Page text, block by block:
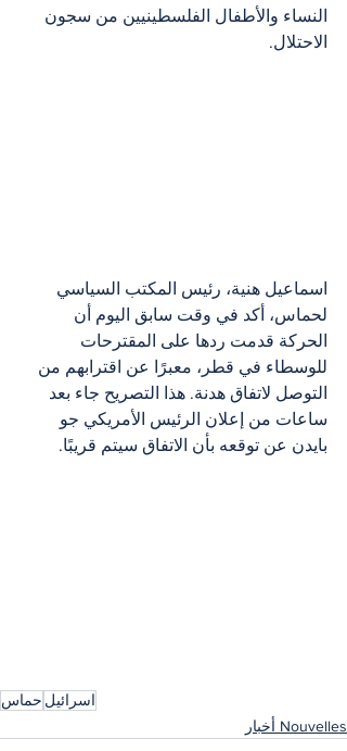
النساء والأطفال الفلسطينيين من سجون
الاحتلال.
اسماعيل هنية، رئيس المكتب السياسي
لحماس، أكد في وقت سابق اليوم أن
الحركة قدمت ردها على المقترحات
للوسطاء في قطر، معبرًا عن اقترابهم من
التوصل لاتفاق هدنة. هذا التصريح جاء بعد
ساعات من إعلان الرئيس الأمريكي جو
بايدن عن توقعه بأن الاتفاق سيتم قريبًا.
اسرائيل حماس
Nouvelles أخبار